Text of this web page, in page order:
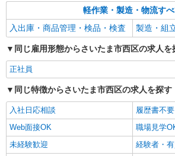
軽作業・製造・物流す
入出庫・商品管理・検品・検査
製造・組
同じ雇用形態からさいたま市西区の求人を
正社員
同じ特徴からさいたま市西区の求人を探す
入社日応相談
履歴書不要
Web面接OK
職場見学
未経験歓迎
経験者・